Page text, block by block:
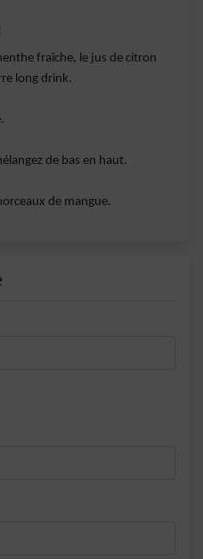
fraîche, le jus de citron
long drink.
de bas en haut.
de mangue.